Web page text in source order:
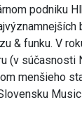
podniku
& funku. V
(v súčasnosti
menšieho